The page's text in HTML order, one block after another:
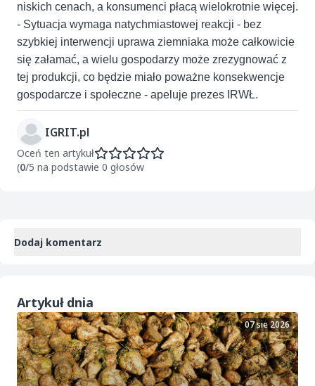
niskich cenach, a konsumenci płacą wielokrotnie więcej.
- Sytuacja wymaga natychmiastowej reakcji - bez
szybkiej interwencji uprawa ziemniaka może całkowicie
się załamać, a wielu gospodarzy może zrezygnować z
tej produkcji, co będzie miało poważne konsekwencje
gospodarcze i społeczne - apeluje prezes IRWŁ.
IGRIT.pl
Oceń ten artykuł
(0/5 na podstawie 0 głosów
Dodaj komentarz
Artykuł dnia
07 sie 2026